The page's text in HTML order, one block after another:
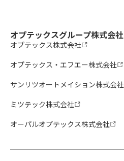
オプテックスグループ株式会社
オプテックス株式会社
オプテックス・エフエー株式会社
サンリツオートメイション株式会社
ミツテック株式会社
オーパルオプテックス株式会社